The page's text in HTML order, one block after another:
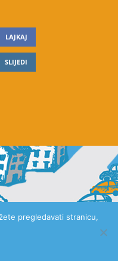
LAJKAJ
SLIJEDI
pregledavati stranicu,